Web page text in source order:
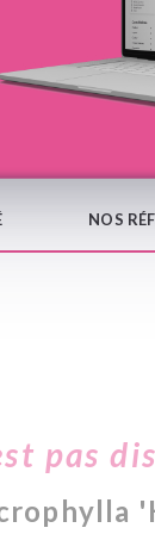
Devis en ligne
NOS
pas